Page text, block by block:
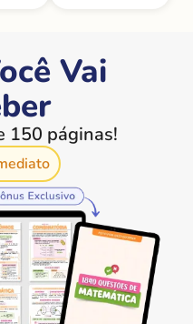
Vai
150 páginas!